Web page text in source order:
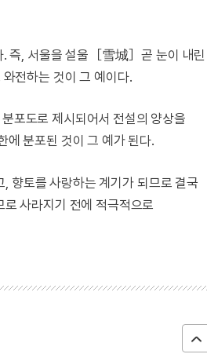
즉, 서울을 설울［雪城］곧 눈이 내린
전하는 것이 그 예이다.
포도로 제시되어서 전설의 양상을
에 분포된 것이 그 예가 된다.
향토를 사랑하는 계기가 되므로 결국
사라지기 전에 적극적으로